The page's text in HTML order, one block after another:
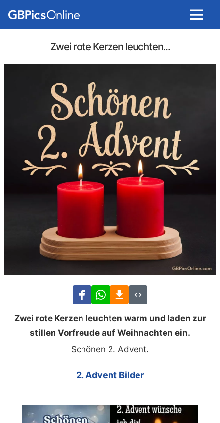
Menu
Zwei rote Kerzen leuchten...
Zwei rote Kerzen leuchten warm und laden zur
stillen Vorfreude auf Weihnachten ein.
Schönen 2. Advent.
2. Advent Bilder